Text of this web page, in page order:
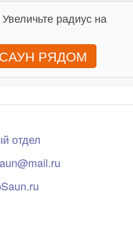
Увеличьте радиус на
РЯДОМ
отдел